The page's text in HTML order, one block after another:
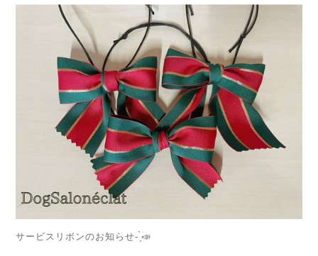
サービスリボンのお知らせ- ̗̀📣